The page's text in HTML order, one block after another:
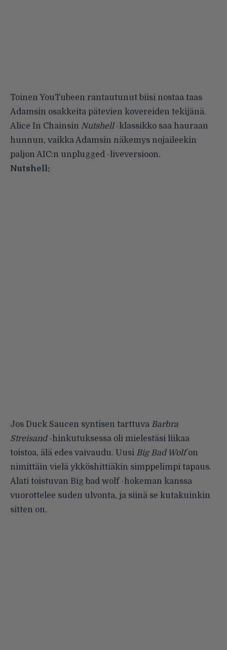
Toinen YouTubeen rantautunut biisi nostaa taas
Adamsin osakkeita pätevien kovereiden tekijänä.
Alice In Chainsin Nutshell-klassikko saa hauraan
hunnun, vaikka Adamsin näkemys nojaileekin
paljon AIC:n unplugged -liveversioon.
Nutshell:
Jos Duck Saucen syntisen tarttuva Barbra
Streisand-hinkutuksessa oli mielestäsi liikaa
toistoa, älä edes vaivaudu. Uusi Big Bad Wolfon
nimittäin vielä ykköshittiäkin simppelimpi tapaus.
Alati toistuvan Big bad wolf -hokeman kanssa
vuorottelee suden ulvonta, ja siinä se kutakuinkin
sitten on.